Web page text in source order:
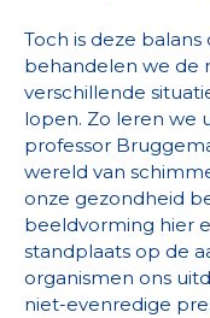
Toch is deze
behandelen we de
verschillende
lopen. Zo leren we
professor
wereld van
onze gezondheid
beeldvorming hier
standplaats op de
organismen ons
niet-evenredige